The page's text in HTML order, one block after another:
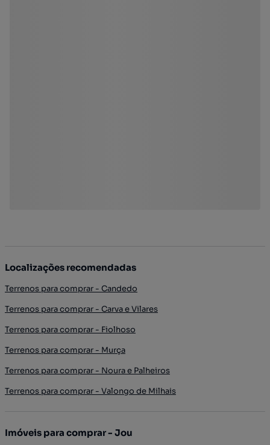
Localizações recomendadas
Terrenos para comprar - Candedo
Terrenos para comprar - Carva e Vilares
Terrenos para comprar - Fiolhoso
Terrenos para comprar - Murça
Terrenos para comprar - Noura e Palheiros
Terrenos para comprar - Valongo de Milhais
Imóveis para comprar - Jou